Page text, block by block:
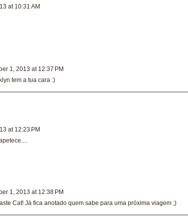
at 10:31 AM
1, 2013 at 12:37 PM
tem a tua cara :)
at 12:23 PM
1, 2013 at 12:38 PM
Cat! Já fica anotado quem sabe para uma próxima viagem ;)